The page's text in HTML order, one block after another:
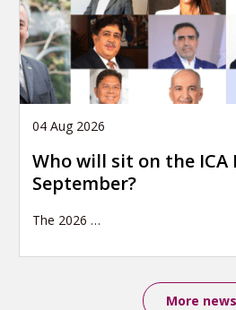
04 Aug 2026
Who will sit on the
September?
The 2026 …
More news